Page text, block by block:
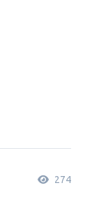
274